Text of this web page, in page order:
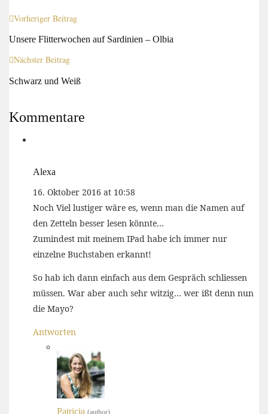
Vorheriger Beitrag
Unsere Flitterwochen auf Sardinien – Olbia
Nächster Beitrag
Schwarz und Weiß
Kommentare
Alexa
16. Oktober 2016 at 10:58
Noch Viel lustiger wäre es, wenn man die Namen auf
den Zetteln besser lesen könnte…
Zumindest mit meinem IPad habe ich immer nur
einzelne Buchstaben erkannt!
So hab ich dann einfach aus dem Gespräch schliessen
müssen. War aber auch sehr witzig… wer ißt denn nun
die Mayo?
Antworten
Patricia (author)